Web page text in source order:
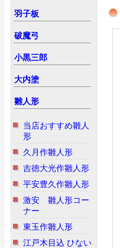
羽子板
破魔弓
小黒三郎
大内塗
雛人形
当店おすすめ雛人
形
久月作雛人形
吉徳大光作雛人形
平安豊久作雛人形
激安 雛人形コー
ナー
東玉作雛人形
江戸木目込 ひない